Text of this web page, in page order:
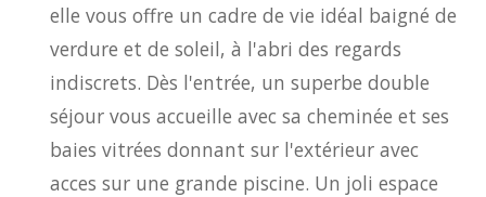
elle vous offre un cadre de vie idéal baigné de
verdure et de soleil, à l'abri des regards
indiscrets. Dès l'entrée, un superbe double
séjour vous accueille avec sa cheminée et ses
baies vitrées donnant sur l'extérieur avec
acces sur une grande piscine. Un joli espace